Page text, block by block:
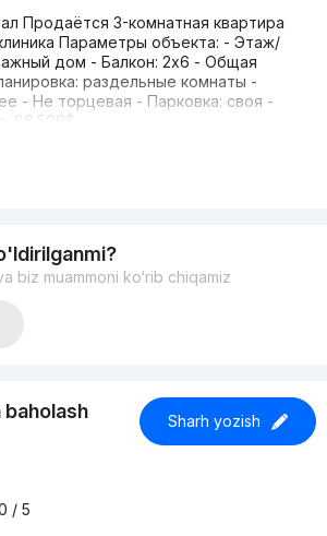
Продаётся 3-комнатная квартира
Параметры объекта: - Этаж/
дом - Балкон: 2х6 - Общая
раздельные комнаты -
- Не торцевая - Парковка: своя -
86.500$
biz muammoni ko‘rib chiqamiz
Sharh yozish
/ 5